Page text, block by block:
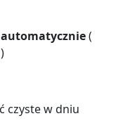
automatycznie(
)
czyste w dniu